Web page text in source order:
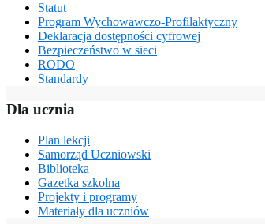
Statut
Program Wychowawczo-Profilaktyczny
Deklaracja dostępności cyfrowej
Bezpieczeństwo w sieci
RODO
Standardy
Dla ucznia
Plan lekcji
Samorząd Uczniowski
Biblioteka
Gazetka szkolna
Projekty i programy
Materiały dla uczniów